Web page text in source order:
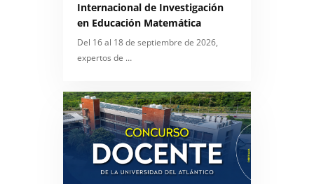
Internacional de Investigación
en Educación Matemática
Del 16 al 18 de septiembre de 2026,
expertos de …